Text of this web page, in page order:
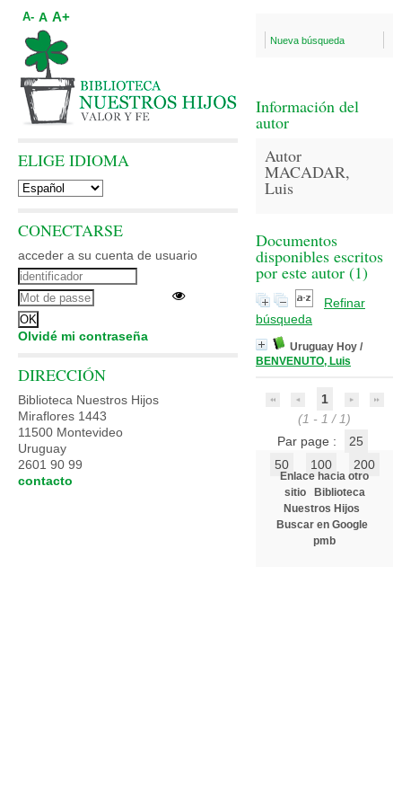
Nueva búsqueda
Información del
autor
Autor
MACADAR,
Luis
Documentos
disponibles escritos
por este autor (1)
Refinar
búsqueda
Uruguay Hoy /
BENVENUTO, Luis
1
(1 - 1 / 1)
Par page :
25
50
100 200
Enlace hacia otro
sitio
Biblioteca
Nuestros Hijos
Buscar en Google
pmb
A- A A+
ELIGE IDIOMA
CONECTARSE
acceder a su cuenta de usuario
Olvidé mi contraseña
DIRECCIÓN
Biblioteca Nuestros Hijos
Miraflores 1443
11500 Montevideo
Uruguay
2601 90 99
contacto